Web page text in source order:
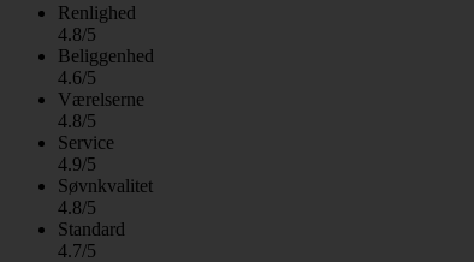
Renlighed
4.8/5
Beliggenhed
4.6/5
Værelserne
4.8/5
Service
4.9/5
Søvnkvalitet
4.8/5
Standard
4.7/5